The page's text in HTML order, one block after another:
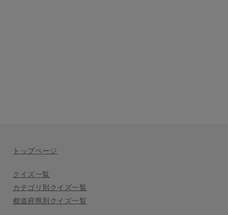
トップページ
クイズ一覧
カテゴリ別クイズ一覧
都道府県別クイズ一覧